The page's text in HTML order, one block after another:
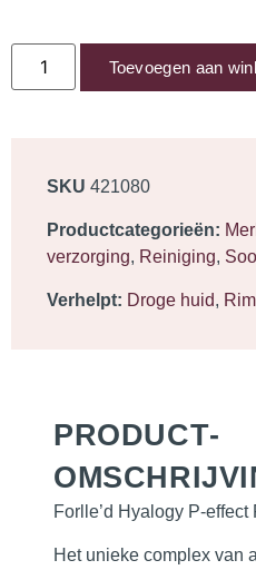
Toevoegen aan
SKU 421080
Productcategorieën:
verzorging, Reiniging,
Verhelpt: Droge huid,
PRODUCT­
Forlle’d Hyalogy P-
Het unieke complex van